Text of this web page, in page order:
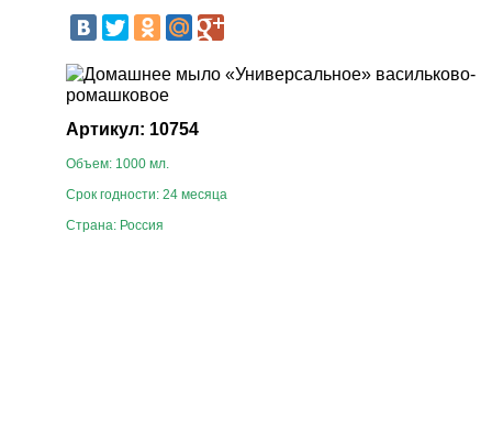
Артикул: 10754
Объем: 1000 мл.
Срок годности: 24 месяца
Страна: Россия